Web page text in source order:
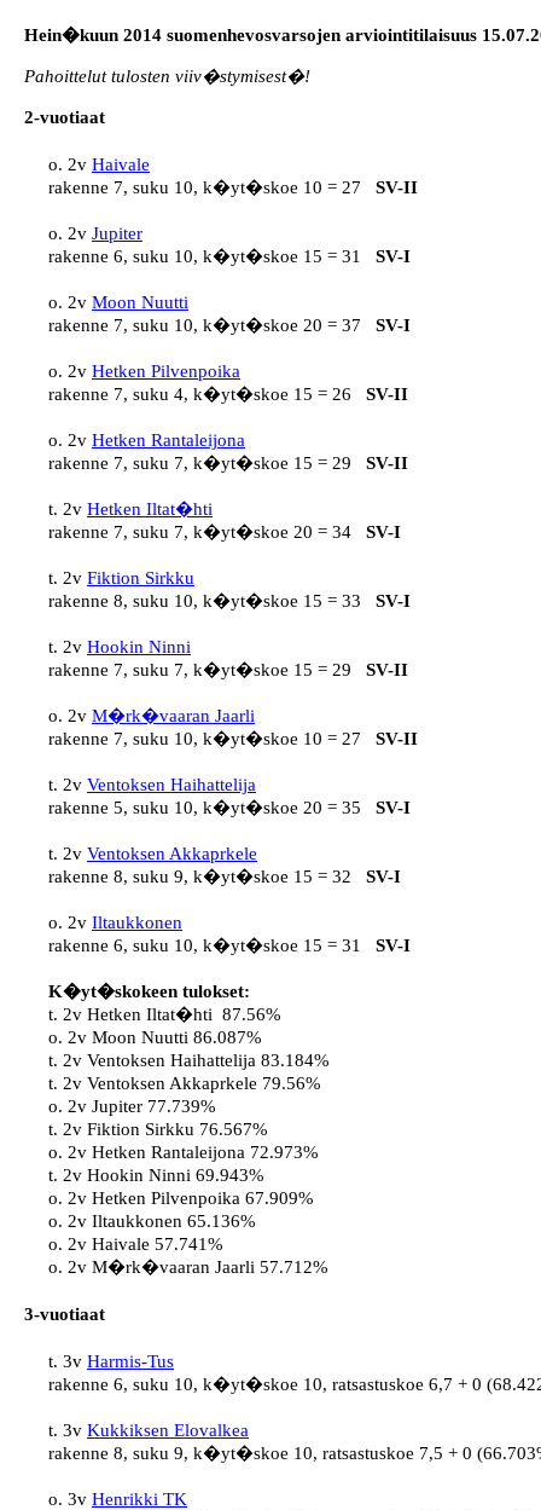
Hein�kuun 2014 suomenhevosvarsojen arviointitilaisuus
Pahoittelut tulosten viiv�stymisest�!
2-vuotiaat
o. 2v Haivale
rakenne 7, suku 10, k�yt�skoe 10 = 27 SV-II
o. 2v Jupiter
rakenne 6, suku 10, k�yt�skoe 15 = 31 SV-I
o. 2v Moon Nuutti
rakenne 7, suku 10, k�yt�skoe 20 = 37 SV-I
o. 2v Hetken Pilvenpoika
rakenne 7, suku 4, k�yt�skoe 15 = 26 SV-II
o. 2v Hetken Rantaleijona
rakenne 7, suku 7, k�yt�skoe 15 = 29 SV-II
t. 2v Hetken Iltat�hti
rakenne 7, suku 7, k�yt�skoe 20 = 34 SV-I
t. 2v Fiktion Sirkku
rakenne 8, suku 10, k�yt�skoe 15 = 33 SV-I
t. 2v Hookin Ninni
rakenne 7, suku 7, k�yt�skoe 15 = 29 SV-II
o. 2v M�rk�vaaran Jaarli
rakenne 7, suku 10, k�yt�skoe 10 = 27 SV-II
t. 2v Ventoksen Haihattelija
rakenne 5, suku 10, k�yt�skoe 20 = 35 SV-I
t. 2v Ventoksen Akkaprkele
rakenne 8, suku 9, k�yt�skoe 15 = 32 SV-I
o. 2v Iltaukkonen
rakenne 6, suku 10, k�yt�skoe 15 = 31 SV-I
K�yt�skokeen tulokset:
t. 2v Hetken Iltat�hti  87.56%
o. 2v Moon Nuutti 86.087%
t. 2v Ventoksen Haihattelija 83.184%
t. 2v Ventoksen Akkaprkele 79.56%
o. 2v Jupiter 77.739%
t. 2v Fiktion Sirkku 76.567%
o. 2v Hetken Rantaleijona 72.973%
t. 2v Hookin Ninni 69.943%
o. 2v Hetken Pilvenpoika 67.909%
o. 2v Iltaukkonen 65.136%
o. 2v Haivale 57.741%
o. 2v M�rk�vaaran Jaarli 57.712%
3-vuotiaat
t. 3v Harmis-Tus
rakenne 6, suku 10, k�yt�skoe 10, ratsastuskoe 6,7 + 0
t. 3v Kukkiksen Elovalkea
rakenne 8, suku 9, k�yt�skoe 10, ratsastuskoe 7,5 + 0
o. 3v Henrikki TK